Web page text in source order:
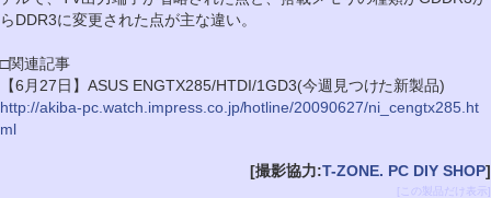
らDDR3に変更された点が主な違い。
□関連記事
【6月27日】ASUS ENGTX285/HTDI/1GD3(今週見つけた新製品)
http://akiba-pc.watch.impress.co.jp/hotline/20090627/ni_cengtx285.ht
ml
[撮影協力:T-ZONE. PC DIY SHOP]
[この製品だけ表示]